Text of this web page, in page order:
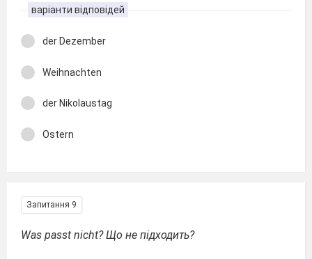
варіанти відповідей
der Dezember
Weihnachten
der Nikolaustag
Ostern
Запитання 9
Was passt nicht? Що не підходить?